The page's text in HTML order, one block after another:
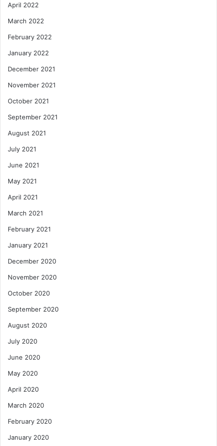
April 2022
March 2022
February 2022
January 2022
December 2021
November 2021
October 2021
September 2021
August 2021
July 2021
June 2021
May 2021
April 2021
March 2021
February 2021
January 2021
December 2020
November 2020
October 2020
September 2020
August 2020
July 2020
June 2020
May 2020
April 2020
March 2020
February 2020
January 2020